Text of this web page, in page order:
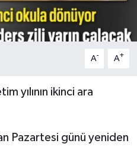
A- A+
yılının ikinci ara
Pazartesi günü yeniden